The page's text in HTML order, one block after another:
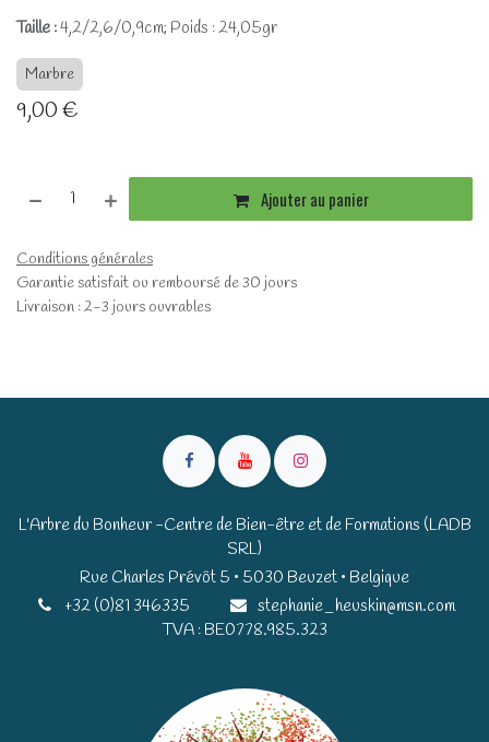
Taille :4,2/2,6/0,9cm; Poids : 24,05gr
Marbre
9,00€
Ajouter au panier
Conditions générales
Garantie satisfait ou remboursé de 30 jours
Livraison : 2-3 jours ouvrables
L'Arbre du Bonheur -Centre de Bien-être et de Formations (LADB
SRL)
Rue Charles Prévôt 5 • 5030 Beuzet • Belgique​​
+32 (0)81 346335
stephanie_heuskin@msn.com
TVA : BE0778.985.323